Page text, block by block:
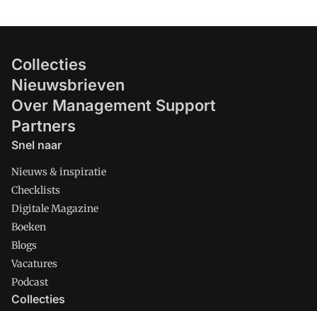
Collecties
Nieuwsbrieven
Over Management Support
Partners
Snel naar
Nieuws & inspiratie
Checklists
Digitale Magazine
Boeken
Blogs
Vacatures
Podcast
Collecties